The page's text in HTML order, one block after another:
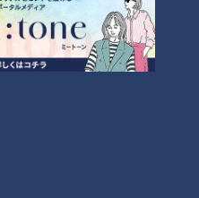
紙に書いて伝えるなど、1人1
っても心強い存在です。